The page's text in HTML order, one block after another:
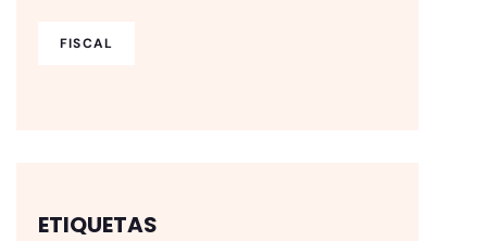
FISCAL
ETIQUETAS